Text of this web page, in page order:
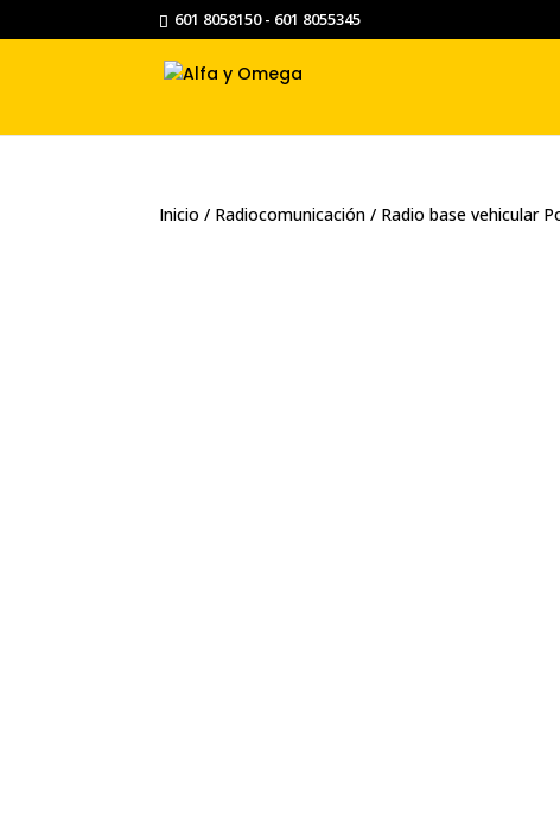
601 8058150 - 601 8055345
Inicio / Radiocomunicación / Radio base vehicular